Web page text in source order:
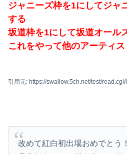
ジャニーズ枠を1にしてジャ
する
坂道枠を1にして坂道オール
これをやって他のアーティ
引用元: https://swallow.5ch.net/test/
改めて紅白初出場おめでとう！